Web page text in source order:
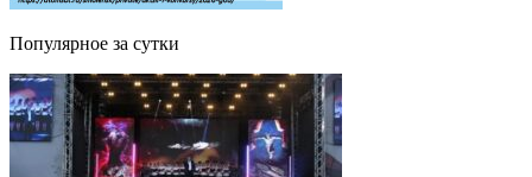
Популярное за сутки